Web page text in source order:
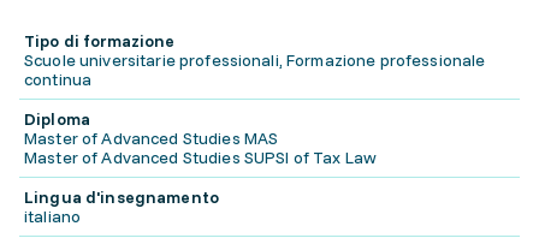
Tipo di formazione
Scuole universitarie professionali, Formazione professionale
continua
Diploma
Master of Advanced Studies MAS
Master of Advanced Studies SUPSI of Tax Law
Lingua d'insegnamento
italiano